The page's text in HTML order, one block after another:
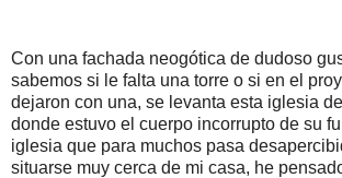
Con una fachada neogótica de dudoso
sabemos si le falta una torre o si en el
dejaron con una, se levanta esta iglesia
donde estuvo el cuerpo incorrupto de su
iglesia que para muchos pasa
situarse muy cerca de mi casa, he